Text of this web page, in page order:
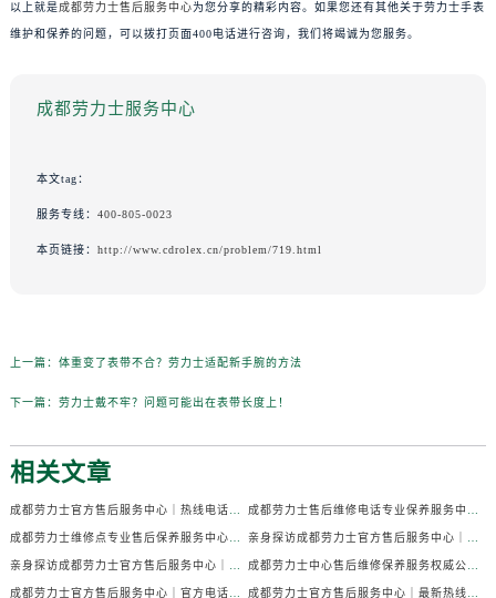
以上就是成都劳力士售后服务中心为您分享的精彩内容。如果您还有其他关于劳力士手表
维护和保养的问题，可以拨打页面400电话进行咨询，我们将竭诚为您服务。
成都劳力士服务中心
本文tag：
服务专线： 400-805-0023
本页链接： http://www.cdrolex.cn/problem/719.html
上一篇： 体重变了表带不合？劳力士适配新手腕的方法
下一篇： 劳力士戴不牢？问题可能出在表带长度上！
相关文章